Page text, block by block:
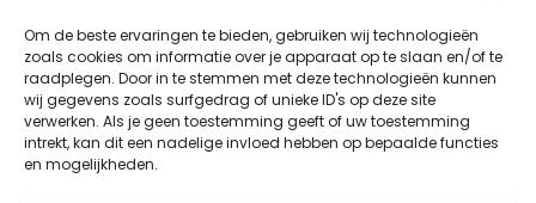
Om de beste ervaringen te bieden, gebruiken wij technologieën
zoals cookies om informatie over je apparaat op te slaan en/of te
raadplegen. Door in te stemmen met deze technologieën kunnen
wij gegevens zoals surfgedrag of unieke ID's op deze site
verwerken. Als je geen toestemming geeft of uw toestemming
intrekt, kan dit een nadelige invloed hebben op bepaalde functies
en mogelijkheden.
Je bent perfectionistisch
Je bent streng voor zichzelf
Je hebt de neiging om te pleasen
Ga dan met je klachten aan de slag via het online